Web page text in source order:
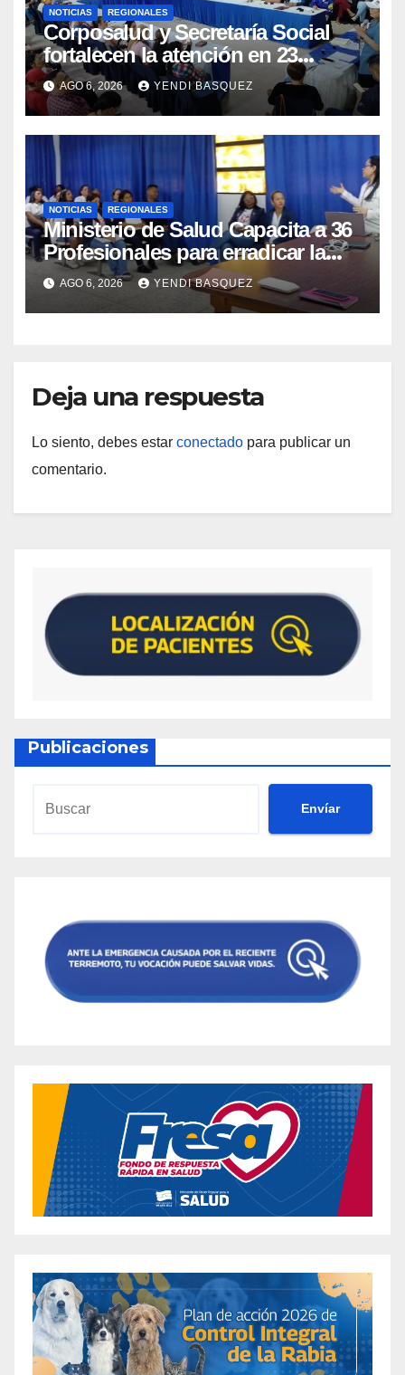
NOTICIAS REGIONALES
Corposalud y Secretaría Social
fortalecen la atención en 23
municipios
AGO 6, 2026 YENDI BASQUEZ
NOTICIAS REGIONALES
Ministerio de Salud Capacita a 36
Profesionales para erradicar la
Tuberculosis en Yaracuy
AGO 6, 2026 YENDI BASQUEZ
Deja una respuesta
Lo siento, debes estar conectado para publicar un
comentario.
Publicaciones
Envíar